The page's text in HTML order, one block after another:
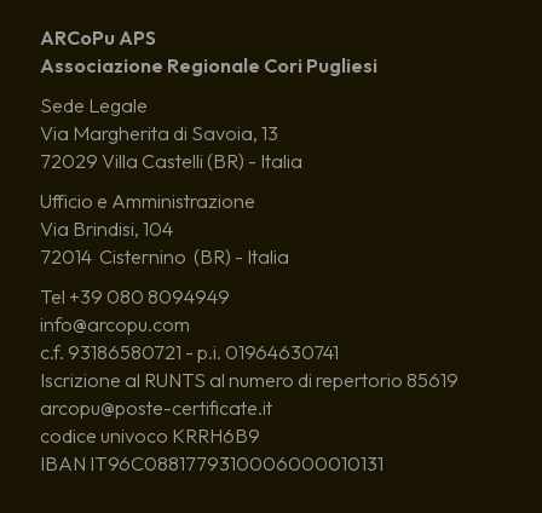
ARCoPu APS
Associazione Regionale Cori Pugliesi
Sede Legale
Via Margherita di Savoia, 13
72029 Villa Castelli (BR) - Italia
Ufficio e Amministrazione
Via Brindisi, 104
72014 Cisternino (BR) - Italia
Tel +39 080 8094949
info@arcopu.com
c.f. 93186580721 - p.i. 01964630741
Iscrizione al RUNTS al numero di repertorio 85619
arcopu@poste-certificate.it
codice univoco KRRH6B9
IBAN IT96C0881779310006000010131